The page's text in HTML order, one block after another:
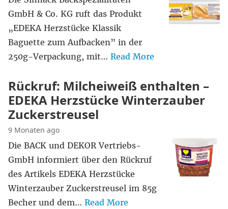
GmbH & Co. KG ruft das Produkt
„EDEKA Herzstücke Klassik
Baguette zum Aufbacken” in der
250g-Verpackung, mit… Read More
Rückruf: Milcheiweiß enthalten –
EDEKA Herzstücke Winterzauber
Zuckerstreusel
9 Monaten ago
Die BACK und DEKOR Vertriebs-
GmbH informiert über den Rückruf
des Artikels EDEKA Herzstücke
Winterzauber Zuckerstreusel im 85g
Becher und dem… Read More